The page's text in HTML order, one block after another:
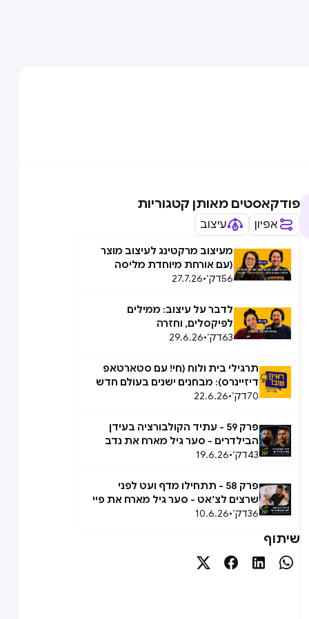
פודקאסטים מאותן קטגוריות
אפיון עיצוב
מעיצוב מרקטינג לעיצוב מוצר
(עם אורחת מיוחדת מליסה
טאוב): המעבר הבלתי אפשרי,
56דק׳•
27.7.26
לדבר על עיצוב: ממילים
לפיקסלים, וחזרה
63דק׳•
29.6.26
תרגילי בית ולוח (חי! עם סטארטאפ
דיזיינרס): מבחנים ישנים בעולם חדש
70דק׳•
22.6.26
פרק 59 - עתיד הקולבורציה בעידן
הבילדרים - סער גיל מארח את נדב
אבידן
43דק׳•
19.6.26
פרק 58 - תתחילו מדף ועט לפני
שרצים לצ׳אט - סער גיל מארח את פיי
ברק
36דק׳•
10.6.26
שיתוף



